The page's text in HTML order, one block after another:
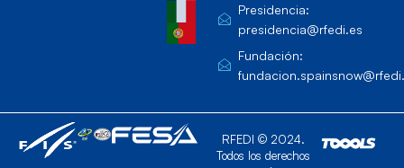
Presidencia:
presidencia@rfedi.es
Fundación:
RFEDI © 2024.
Todos los derechos